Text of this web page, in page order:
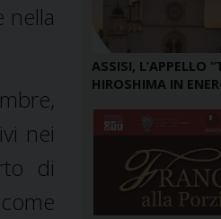
nella
nei
di
ASSISI, L’APPELLO
HIROSHIMA IN